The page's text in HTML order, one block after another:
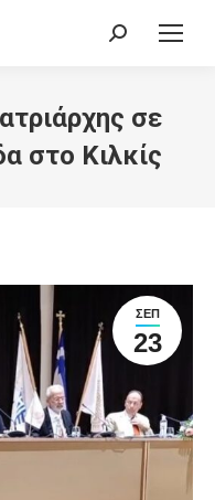
Search:
σε
στο Κιλκίς
ΣΕΠ
23